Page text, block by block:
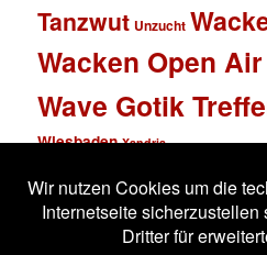
Tanzwut Unzucht
Wacken Open Air
Wave Gotik
Wiesbaden Xandria
Impressum